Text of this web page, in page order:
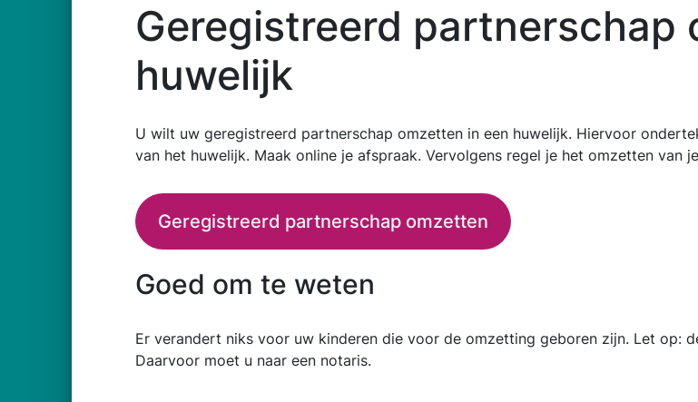
Geregistreerd partnerschap
huwelijk
U wilt uw geregistreerd partnerschap omzetten in een huwelijk. Hiervoor
van het huwelijk. Maak online je afspraak. Vervolgens regel je het omzetten van
Geregistreerd partnerschap omzetten
Goed om te weten
Er verandert niks voor uw kinderen die voor de omzetting geboren zijn. Let op:
Daarvoor moet u naar een notaris.